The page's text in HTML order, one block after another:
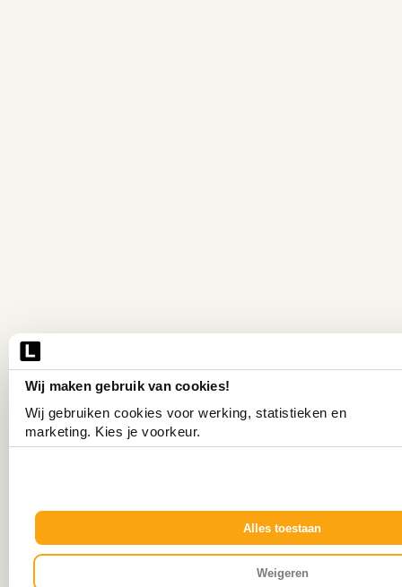
Wij maken gebruik van cookies!
Wij gebruiken cookies voor werking, statistieken en
marketing. Kies je voorkeur.
Alles toestaan
Weigeren